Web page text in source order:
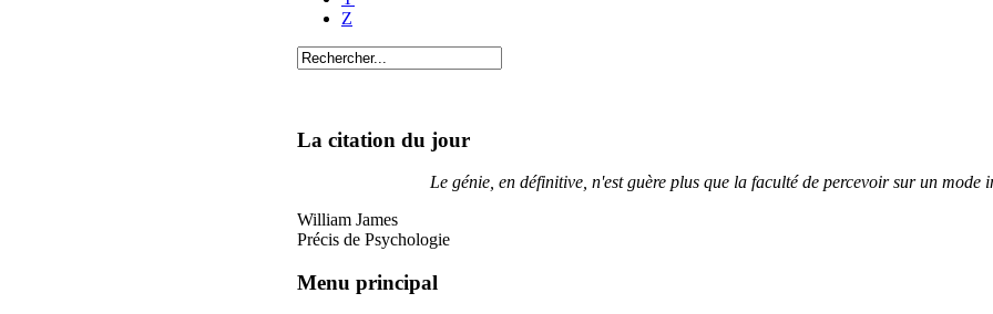
Z
La citation du jour
Le génie, en définitive, n'est guère plus que la faculté de percevoir sur un mode
William James
Précis de Psychologie
Menu principal